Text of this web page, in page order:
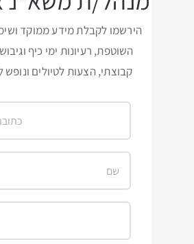
הירשמו לקבלת מידע ממוקד
השוטפת, רעיונות ימי כיף
קבוצתי, הצעות לטיולים ונופש